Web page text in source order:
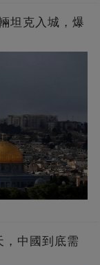
坦克入城，爆
，中國到底需